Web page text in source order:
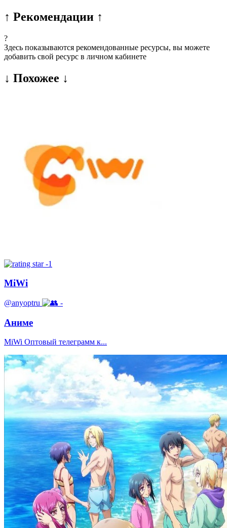
↑ Рекомендации ↑
?
Здесь показываются рекомендованные ресурсы, вы можете
добавить свой ресурс в личном кабинете
↓ Похожее ↓
-1
MiWi
@anyoptru -
Аниме
MiWi Оптовый телеграмм к...